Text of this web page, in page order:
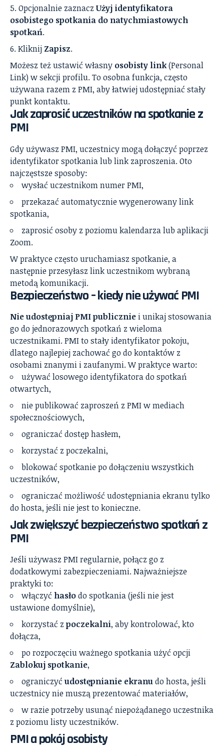
Opcjonalnie zaznacz Użyj identyfikatora
osobistego spotkania do natychmiastowych
spotkań.
Kliknij Zapisz.
Możesz też ustawić własny osobisty link(Personal
Link) w sekcji profilu. To osobna funkcja, często
używana razem z PMI, aby łatwiej udostępniać stały
punkt kontaktu.
Jak zaprosić uczestników na spotkanie z
PMI
Gdy używasz PMI, uczestnicy mogą dołączyć poprzez
identyfikator spotkania lub link zaproszenia. Oto
najczęstsze sposoby:
wysłać uczestnikom numer PMI,
przekazać automatycznie wygenerowany link
spotkania,
zaprosić osoby z poziomu kalendarza lub aplikacji
Zoom.
W praktyce często uruchamiasz spotkanie, a
następnie przesyłasz link uczestnikom wybraną
metodą komunikacji.
Bezpieczeństwo – kiedy nie używać PMI
Nie udostępniaj PMI publicznie i unikaj stosowania
go do jednorazowych spotkań z wieloma
uczestnikami. PMI to stały identyfikator pokoju,
dlatego najlepiej zachować go do kontaktów z
osobami znanymi i zaufanymi. W praktyce warto:
używać losowego identyfikatora do spotkań
otwartych,
nie publikować zaproszeń z PMI w mediach
społecznościowych,
ograniczać dostęp hasłem,
korzystać z poczekalni,
blokować spotkanie po dołączeniu wszystkich
uczestników,
ograniczać możliwość udostępniania ekranu tylko
do hosta, jeśli nie jest to konieczne.
Jak zwiększyć bezpieczeństwo spotkań z
PMI
Jeśli używasz PMI regularnie, połącz go z
dodatkowymi zabezpieczeniami. Najważniejsze
praktyki to:
włączyć hasłodo spotkania (jeśli nie jest
ustawione domyślnie),
korzystać z poczekalni, aby kontrolować, kto
dołącza,
po rozpoczęciu ważnego spotkania użyć opcji
Zablokuj spotkanie,
ograniczyć udostępnianie ekranudo hosta, jeśli
uczestnicy nie muszą prezentować materiałów,
w razie potrzeby usunąć niepożądanego uczestnika
z poziomu listy uczestników.
PMI a pokój osobisty